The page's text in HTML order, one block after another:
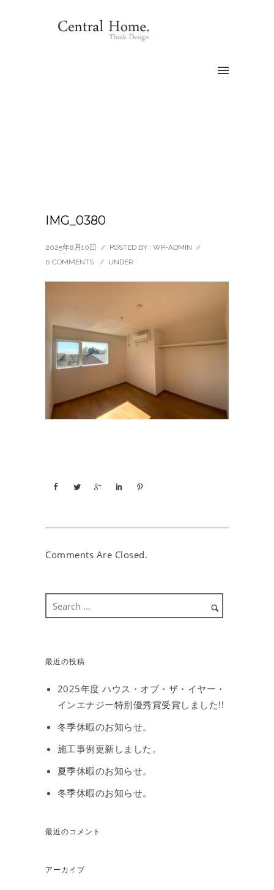
IMG_0380
2025年8月10日 / POSTED BY : WP-ADMIN /
0 COMMENTS
/ UNDER :
Comments Are Closed.
最近の投稿
2025年度 ハウス・オブ・ザ・イヤー・
インエナジー特別優秀賞受賞しました!!
冬季休暇のお知らせ。
施工事例更新しました。
夏季休暇のお知らせ。
冬季休暇のお知らせ。
最近のコメント
アーカイブ